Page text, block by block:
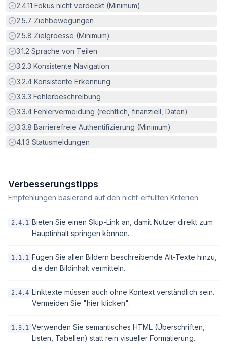
Erfüllt:
2.4.11 Fokus nicht verdeckt (Minimum)
Erfüllt:
2.5.7 Ziehbewegungen
Erfüllt:
2.5.8 Zielgroesse (Minimum)
Erfüllt:
3.1.2 Sprache von Teilen
Erfüllt:
3.2.3 Konsistente Navigation
Erfüllt:
3.2.4 Konsistente Erkennung
Erfüllt:
3.3.3 Fehlerbeschreibung
Erfüllt:
3.3.4 Fehlervermeidung (rechtlich, finanziell, Daten)
Erfüllt:
3.3.8 Barrierefreie Authentifizierung (Minimum)
Erfüllt:
4.1.3 Statusmeldungen
Verbesserungstipps
Empfehlungen basierend auf den nicht-erfüllten Kriterien
2.4.1 Bieten Sie einen Skip-Link an, damit Nutzer direkt zum
Hauptinhalt springen können.
1.1.1 Fügen Sie allen Bildern beschreibende Alt-Texte hinzu,
die den Bildinhalt vermitteln.
2.4.4 Linktexte müssen auch ohne Kontext verständlich sein.
Vermeiden Sie "hier klicken".
1.3.1 Verwenden Sie semantisches HTML (Überschriften,
Listen, Tabellen) statt rein visueller Formatierung.